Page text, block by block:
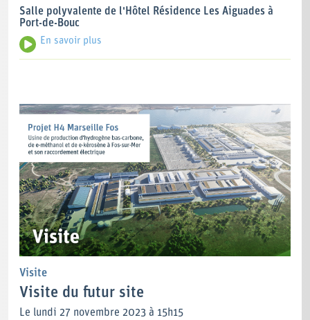
Salle polyvalente de l'Hôtel Résidence Les Aiguades à
Port-de-Bouc
En savoir plus
Visite
Visite du futur site
Le lundi 27 novembre 2023 à 15h15